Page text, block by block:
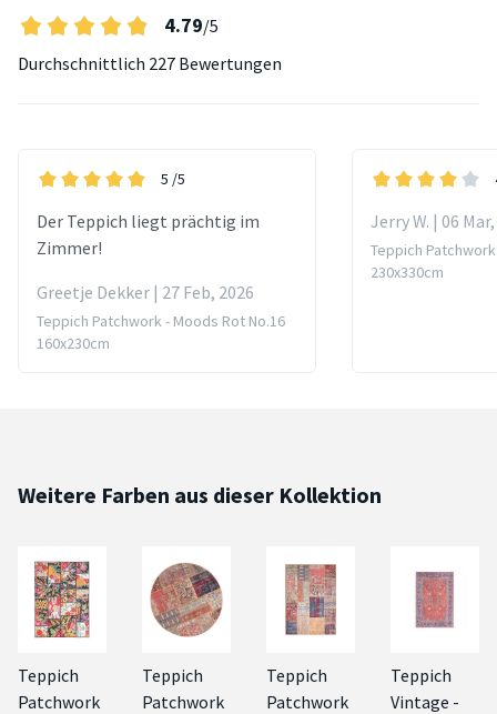
4.79/5
Durchschnittlich 227 Bewertungen
5 /5
Der Teppich liegt prächtig im
Zimmer!
Greetje Dekker | 27 Feb, 2026
Teppich Patchwork - Moods Rot No.16
160x230cm
Jerry W. | 06
Teppich
230x330cm
Weitere Farben aus dieser Kollektion
Teppich
Patchwork
Teppich
Patchwork
Teppich
Patchwork
Teppich
Vintage -